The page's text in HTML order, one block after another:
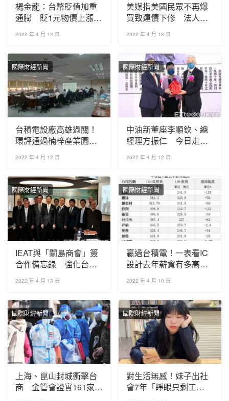
楊金龍：台幣貶值加重
通膨 貶1元物價上漲率
增0.1~0.17個百分點
2022 年 4 月 13 日
美媒指美國民眾不再爆
買致運價下修 法人：
運價下修主要是因東亞
疫情
2022 年 4 月 18 日
國際財經新聞
台積電設廠高雄過關！
環評通過楠梓產業園
區 市府將交付土地
2022 年 4 月 12 日
國際財經新聞
中油新董座李順欽、總
經理方振仁 今日走馬
上任
2022 年 4 月 12 日
國際財經新聞
IEAT與「關島商會」簽
合作備忘錄 強化台美
經貿合作
2022 年 4 月 13 日
國際財經新聞
贏過台積電！一表看IC
設計去年薪資有多高
這一家衝破600萬
2022 年 4 月 10 日
國際財經新聞
上海、崑山封城衝擊台
商 金管會證實161家停
工！
國際財經新聞
對生活無感！妹子出社
會7年「睜眼只剩工
作」 網爆共鳴：真的